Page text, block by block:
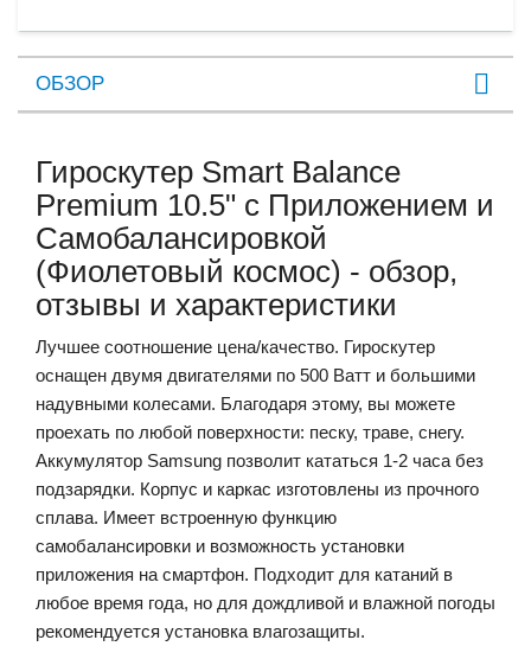
ОБЗОР
Гироскутер Smart Balance
Premium 10.5" с Приложением и
Самобалансировкой
(Фиолетовый космос) - обзор,
отзывы и характеристики
Лучшее соотношение цена/качество. Гироскутер
оснащен двумя двигателями по 500 Ватт и большими
надувными колесами. Благодаря этому, вы можете
проехать по любой поверхности: песку, траве, снегу.
Аккумулятор Samsung позволит кататься 1-2 часа без
подзарядки. Корпус и каркас изготовлены из прочного
сплава. Имеет встроенную функцию
самобалансировки и возможность установки
приложения на смартфон. Подходит для катаний в
любое время года, но для дождливой и влажной погоды
рекомендуется установка влагозащиты.